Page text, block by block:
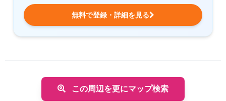
無料で登録・詳細を見る
この周辺を更にマップ検索